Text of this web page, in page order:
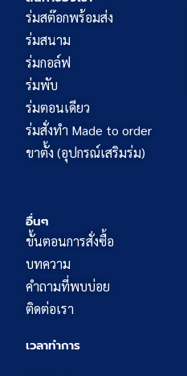
ร่มสต๊อกพร้อมส่ง
ร่มสนาม
ร่มกอล์ฟ
ร่มพับ
ร่มตอนเดียว
ร่มสั่งทำ Made to order
ขาตั้ง (อุปกรณ์เสริมร่ม)
อื่นๆ
ขั้นตอนการสั่งซื้อ
บทความ
คำถามที่พบบ่อย
ติดต่อเรา
เวลาทำการ